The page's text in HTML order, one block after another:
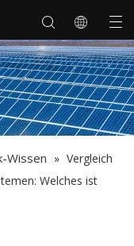
Wissen » Vergleich
Welches ist